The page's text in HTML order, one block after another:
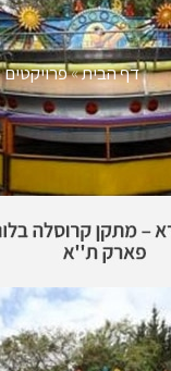
דף הבית»פרויקטים